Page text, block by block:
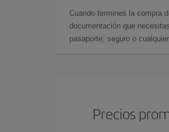
Cuando termines la compra
documentación que
pasaporte, seguro o
Precios